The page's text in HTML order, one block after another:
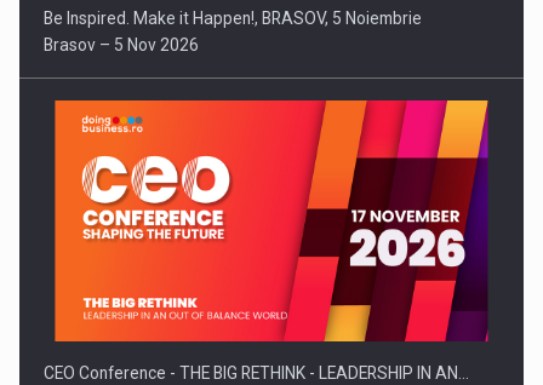
Be Inspired. Make it Happen!, BRASOV, 5 Noiembrie
Brasov – 5 Nov 2026
CEO Conference - THE BIG RETHINK - LEADERSHIP IN AN…